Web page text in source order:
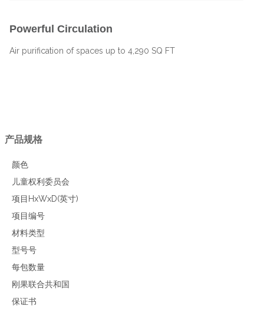
Powerful Circulation
Air purification of spaces up to 4,290 SQ FT
产品规格
颜色
儿童权利委员会
项目HxWxD(英寸)
项目编号
材料类型
型号号
每包数量
刚果联合共和国
保证书